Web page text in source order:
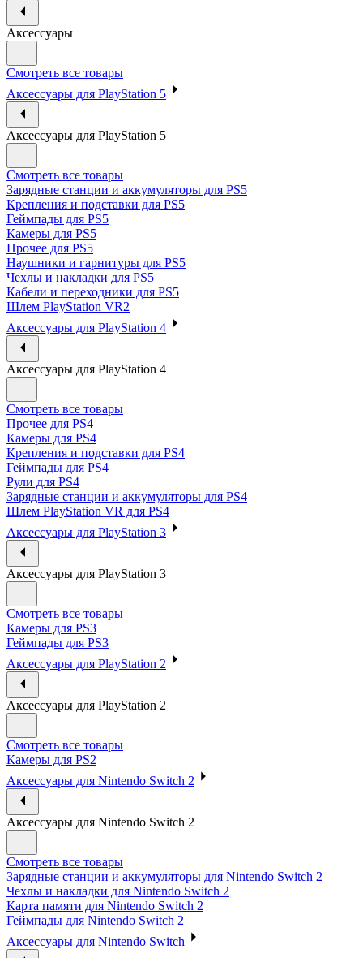
Аксессуары
Смотреть все товары
Аксессуары для PlayStation 5
Аксессуары для PlayStation 5
Смотреть все товары
Зарядные станции и аккумуляторы для PS5
Крепления и подставки для PS5
Геймпады для PS5
Камеры для PS5
Прочее для PS5
Наушники и гарнитуры для PS5
Чехлы и накладки для PS5
Кабели и переходники для PS5
Шлем PlayStation VR2
Аксессуары для PlayStation 4
Аксессуары для PlayStation 4
Смотреть все товары
Прочее для PS4
Камеры для PS4
Крепления и подставки для PS4
Геймпады для PS4
Рули для PS4
Зарядные станции и аккумуляторы для PS4
Шлем PlayStation VR для PS4
Аксессуары для PlayStation 3
Аксессуары для PlayStation 3
Смотреть все товары
Камеры для PS3
Геймпады для PS3
Аксессуары для PlayStation 2
Аксессуары для PlayStation 2
Смотреть все товары
Камеры для PS2
Аксессуары для Nintendo Switch 2
Аксессуары для Nintendo Switch 2
Смотреть все товары
Зарядные станции и аккумуляторы для Nintendo Switch 2
Чехлы и накладки для Nintendo Switch 2
Карта памяти для Nintendo Switch 2
Геймпады для Nintendo Switch 2
Аксессуары для Nintendo Switch